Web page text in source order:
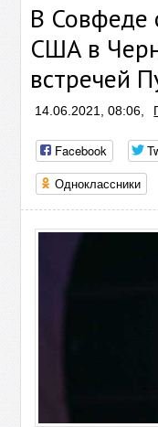
В Совфеде
США в
встречей
14.06.2021, 08:06,
Facebook
Одноклассники